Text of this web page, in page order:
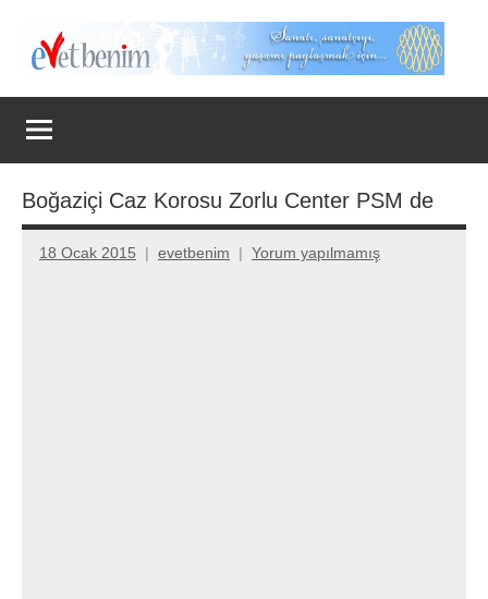
Evet
Benim
Boğaziçi Caz Korosu Zorlu Center PSM de
18 Ocak 2015 evetbenim Yorum yapılmamış